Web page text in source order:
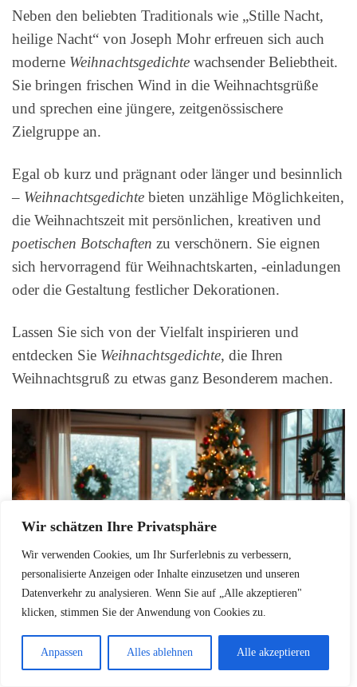
Wir schätzen Ihre Privatsphäre
Wir verwenden Cookies, um Ihr Surferlebnis zu verbessern,
personalisierte Anzeigen oder Inhalte einzusetzen und unseren
Datenverkehr zu analysieren. Wenn Sie auf „Alle akzeptieren"
klicken, stimmen Sie der Anwendung von Cookies zu.
Anpassen Alles ablehnen Alle akzeptieren
Neben den beliebten Traditionals wie „Stille Nacht,
heilige Nacht“ von Joseph Mohr erfreuen sich auch
moderne Weihnachtsgedichte wachsender Beliebtheit.
Sie bringen frischen Wind in die Weihnachtsgrüße
und sprechen eine jüngere, zeitgenössischere
Zielgruppe an.
Egal ob kurz und prägnant oder länger und besinnlich
– Weihnachtsgedichte bieten unzählige Möglichkeiten,
die Weihnachtszeit mit persönlichen, kreativen und
poetischen Botschaften zu verschönern. Sie eignen
sich hervorragend für Weihnachtskarten, -einladungen
oder die Gestaltung festlicher Dekorationen.
Lassen Sie sich von der Vielfalt inspirieren und
entdecken Sie Weihnachtsgedichte, die Ihren
Weihnachtsgruß zu etwas ganz Besonderem machen.
Festliche Sprüche für